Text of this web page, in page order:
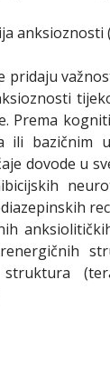
anksioznosti
pridaju
Prema
ili bazičnim
dovode u
struktura